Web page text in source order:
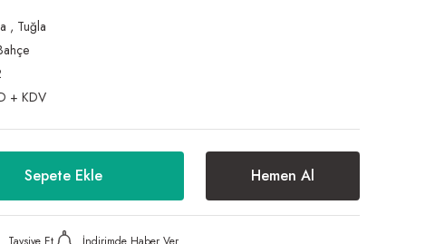
, Tuğla
+ KDV
Sepete Ekle Hemen Al